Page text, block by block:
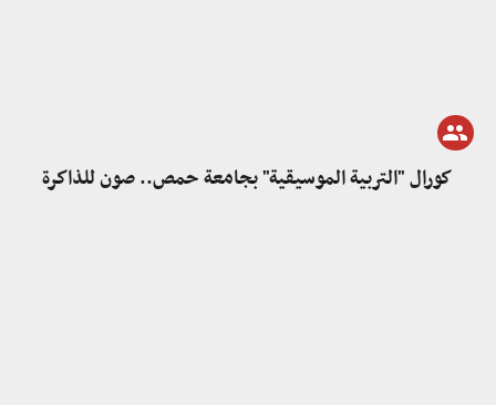
كورال "التربية الموسيقية" بجامعة حمص.. صون للذاكرة